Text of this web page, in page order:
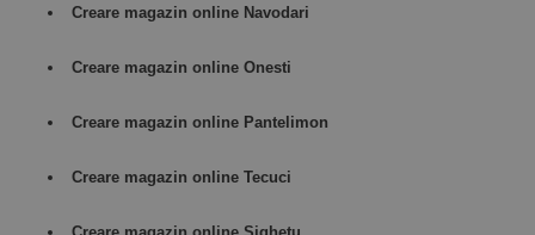
Creare magazin online Navodari
Creare magazin online Onesti
Creare magazin online Pantelimon
Creare magazin online Tecuci